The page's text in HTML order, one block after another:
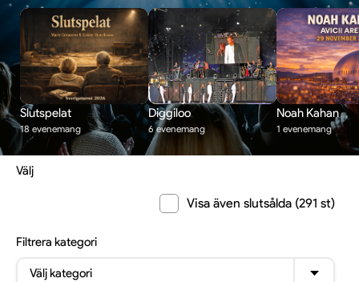
Slutspelat
18 evenemang
Diggiloo
6 evenemang
Noah Kahan
1 evenemang
Välj
Visa även slutsålda (291 st)
Filtrera kategori
Välj kategori